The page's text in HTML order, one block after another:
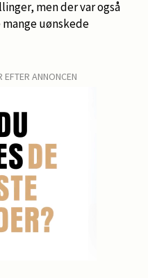
men der var også
uønskede
ANNONCEN